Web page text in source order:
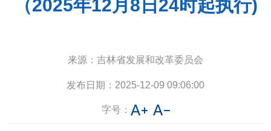
（2025年12月8日24时起执行)
来源： 吉林省发展和改革委员会
发布日期： 2025-12-09 09:06:00
字号：